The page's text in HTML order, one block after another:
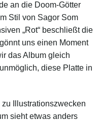
an die Doom-Götter
Stil von Sagor Som
„Rot“ beschließt die
uns einen Moment
das Album gleich
diese Platte in
Illustrationszwecken
sieht etwas anders